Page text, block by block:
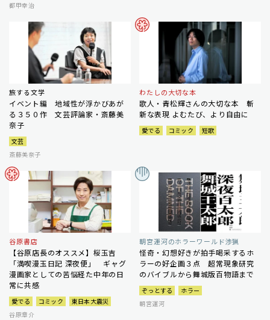
都甲幸治
旅する文学
イベント編 地域性が浮かびあが
る３５０作 文芸評論家・斎藤美
奈子
文芸
斎藤美奈子
わたしの大切な本
歌人・青松輝さんの大切な本 斬
新な表現 よむたび、より自由に
愛でる コミック 短歌
谷原書店
【谷原店長のオススメ】桜玉吉
「満喫漫玉日記 深夜便」 ギャグ
漫画家としての苦悩経た中年の日
常に共感
愛でる コミック
東日本大震災
谷原章介
朝宮運河のホラーワールド渉猟
怪奇・幻想好きが拍手喝采するホ
ラーの好企画３点 超常現象研究
のバイブルから舞城版百物語まで
ぞっとする
ホラー
朝宮運河